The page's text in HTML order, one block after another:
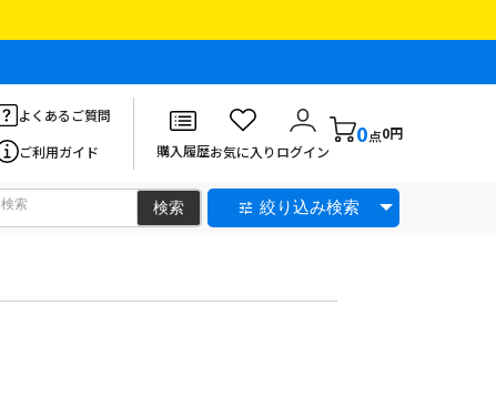
よくあるご質問
ご利用ガイド
購入履歴お気に入りログイン
0点0円
絞り込み検索